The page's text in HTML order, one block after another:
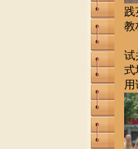
践
教
试
式
用